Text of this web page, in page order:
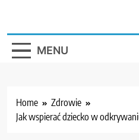
MENU
Home
Zdrowie
Jak wspierać dziecko w